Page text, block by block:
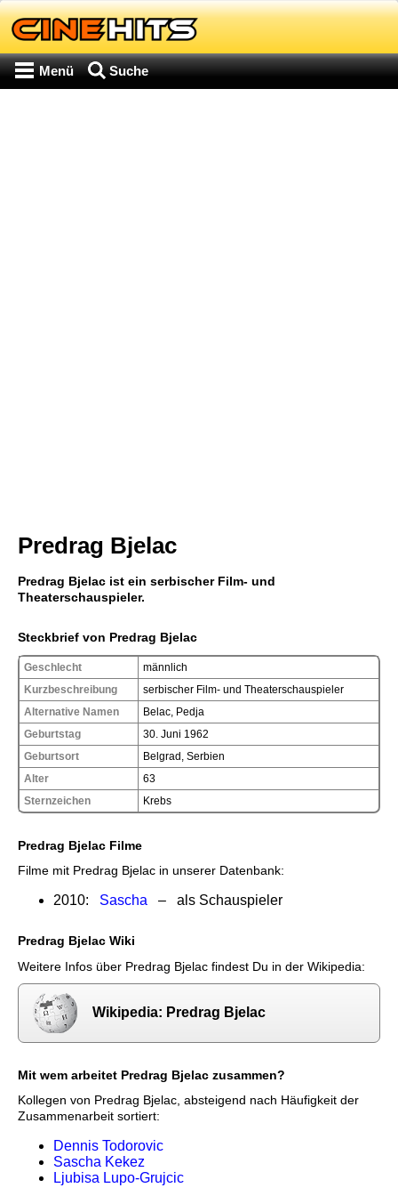
Menü Suche
Predrag Bjelac
Predrag Bjelac ist ein serbischer Film- und
Theaterschauspieler.
Steckbrief von Predrag Bjelac
Geschlecht
männlich
Kurzbeschreibung
serbischer Film- und Theaterschauspieler
Alternative Namen
Belac, Pedja
Geburtstag
30. Juni 1962
Geburtsort
Belgrad, Serbien
Alter
63
Sternzeichen
Krebs
Predrag Bjelac Filme
Filme mit Predrag Bjelac in unserer Datenbank:
2010: Sascha – als Schauspieler
Predrag Bjelac Wiki
Weitere Infos über Predrag Bjelac findest Du in der Wikipedia:
Wikipedia: Predrag Bjelac
Mit wem arbeitet Predrag Bjelac zusammen?
Kollegen von Predrag Bjelac, absteigend nach Häufigkeit der
Zusammenarbeit sortiert:
Dennis Todorovic
Sascha Kekez
Ljubisa Lupo-Grujcic